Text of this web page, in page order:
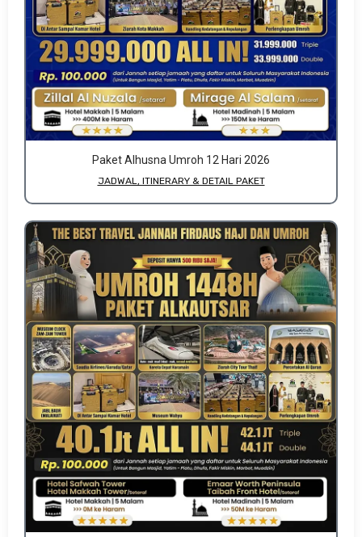
Paket Alhusna Umroh 12 Hari 2026
JADWAL, ITINERARY & DETAIL PAKET